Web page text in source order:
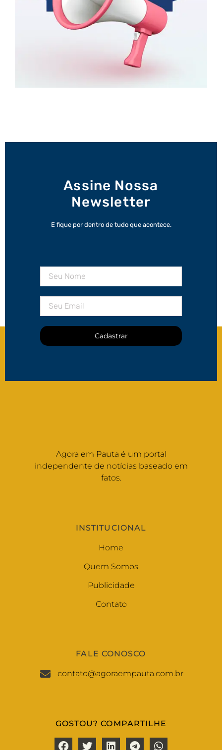
Assine Nossa
Newsletter
E fique por dentro de tudo que acontece.
Cadastrar
Agora em Pauta é um portal
independente de notícias baseado em
fatos.
INSTITUCIONAL
Home
Quem Somos
Publicidade
Contato
FALE CONOSCO
contato@agoraempauta.com.br
GOSTOU? COMPARTILHE